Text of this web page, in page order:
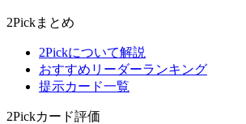
2Pickまとめ
2Pickについて解説
おすすめリーダーランキング
提示カード一覧
2Pickカード評価